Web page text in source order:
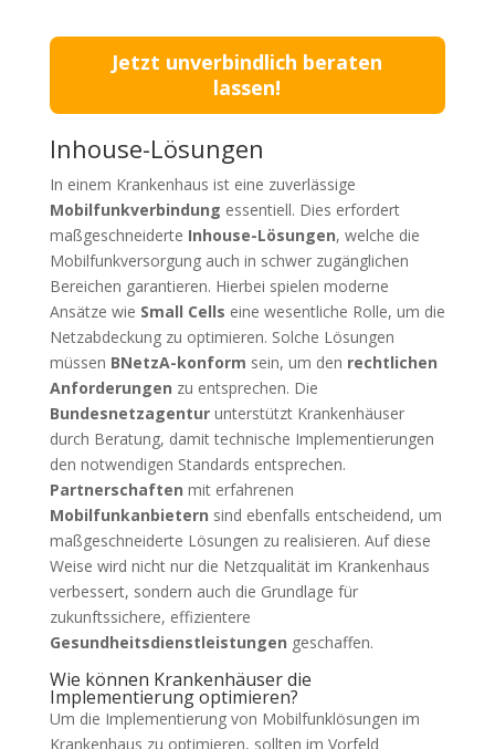
Jetzt unverbindlich beraten
lassen!
Inhouse-Lösungen
In einem Krankenhaus ist eine zuverlässige
Mobilfunkverbindung essentiell. Dies erfordert
maßgeschneiderte Inhouse-Lösungen, welche die
Mobilfunkversorgung auch in schwer zugänglichen
Bereichen garantieren. Hierbei spielen moderne
Ansätze wie Small Cells eine wesentliche Rolle, um die
Netzabdeckung zu optimieren. Solche Lösungen
müssen BNetzA-konform sein, um den rechtlichen
Anforderungen zu entsprechen. Die
Bundesnetzagenturunterstützt Krankenhäuser
durch Beratung, damit technische Implementierungen
den notwendigen Standards entsprechen.
Partnerschaften mit erfahrenen
Mobilfunkanbietern sind ebenfalls entscheidend, um
maßgeschneiderte Lösungen zu realisieren. Auf diese
Weise wird nicht nur die Netzqualität im Krankenhaus
verbessert, sondern auch die Grundlage für
zukunftssichere, effizientere
Gesundheitsdienstleistungen geschaffen.
Wie können Krankenhäuser die
Implementierung optimieren?
Um die Implementierung von Mobilfunklösungen im
Krankenhaus zu optimieren, sollten im Vorfeld